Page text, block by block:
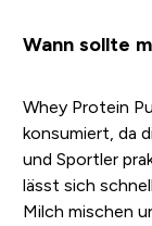
Wann sollte
Whey Protein
konsumiert, da
und Sportler
lässt sich
Milch mischen